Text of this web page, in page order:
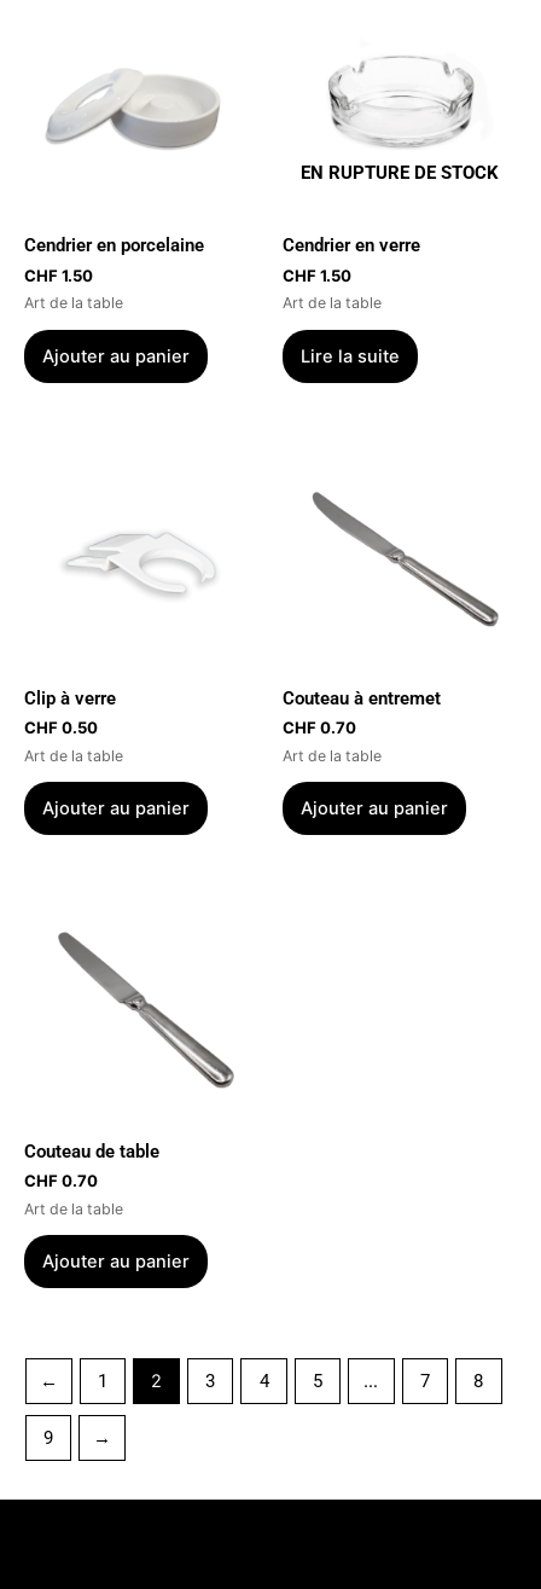
Cendrier en porcelaine
CHF1.50
Art de la table
Ajouter au panier
EN RUPTURE DE STOCK
Cendrier en verre
CHF1.50
Art de la table
Lire la suite
Clip à verre
CHF0.50
Art de la table
Ajouter au panier
Couteau à entremet
CHF0.70
Art de la table
Ajouter au panier
Couteau de table
CHF0.70
Art de la table
Ajouter au panier
← 1 2 3 4 5 … 7 8
9 →